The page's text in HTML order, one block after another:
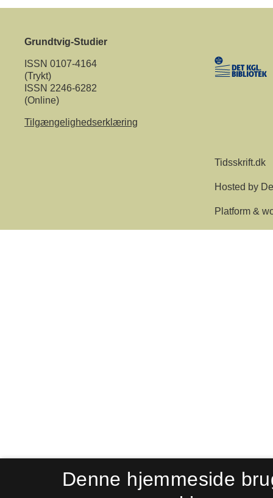
Grundtvig-Studier
ISSN 0107-4164
(Trykt)
ISSN 2246-6282
(Online)
Tilgængelighedserklæring
Denne hjemmeside